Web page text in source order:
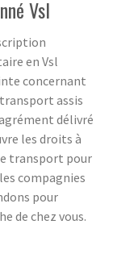
Vsl
en Vsl
concernant
assis
délivré
les droits à
transport pour
compagnies
pour
de chez vous.